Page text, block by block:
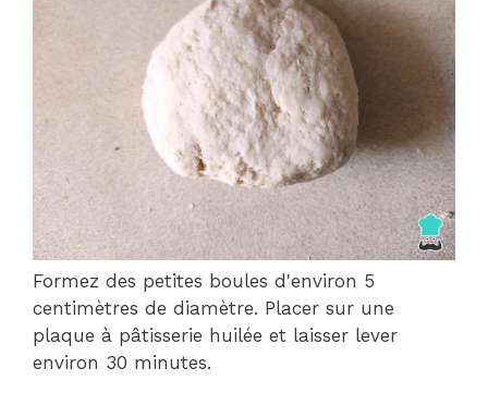
Formez des petites boules d'environ 5
centimètres de diamètre. Placer sur une
plaque à pâtisserie huilée et laisser lever
environ 30 minutes.